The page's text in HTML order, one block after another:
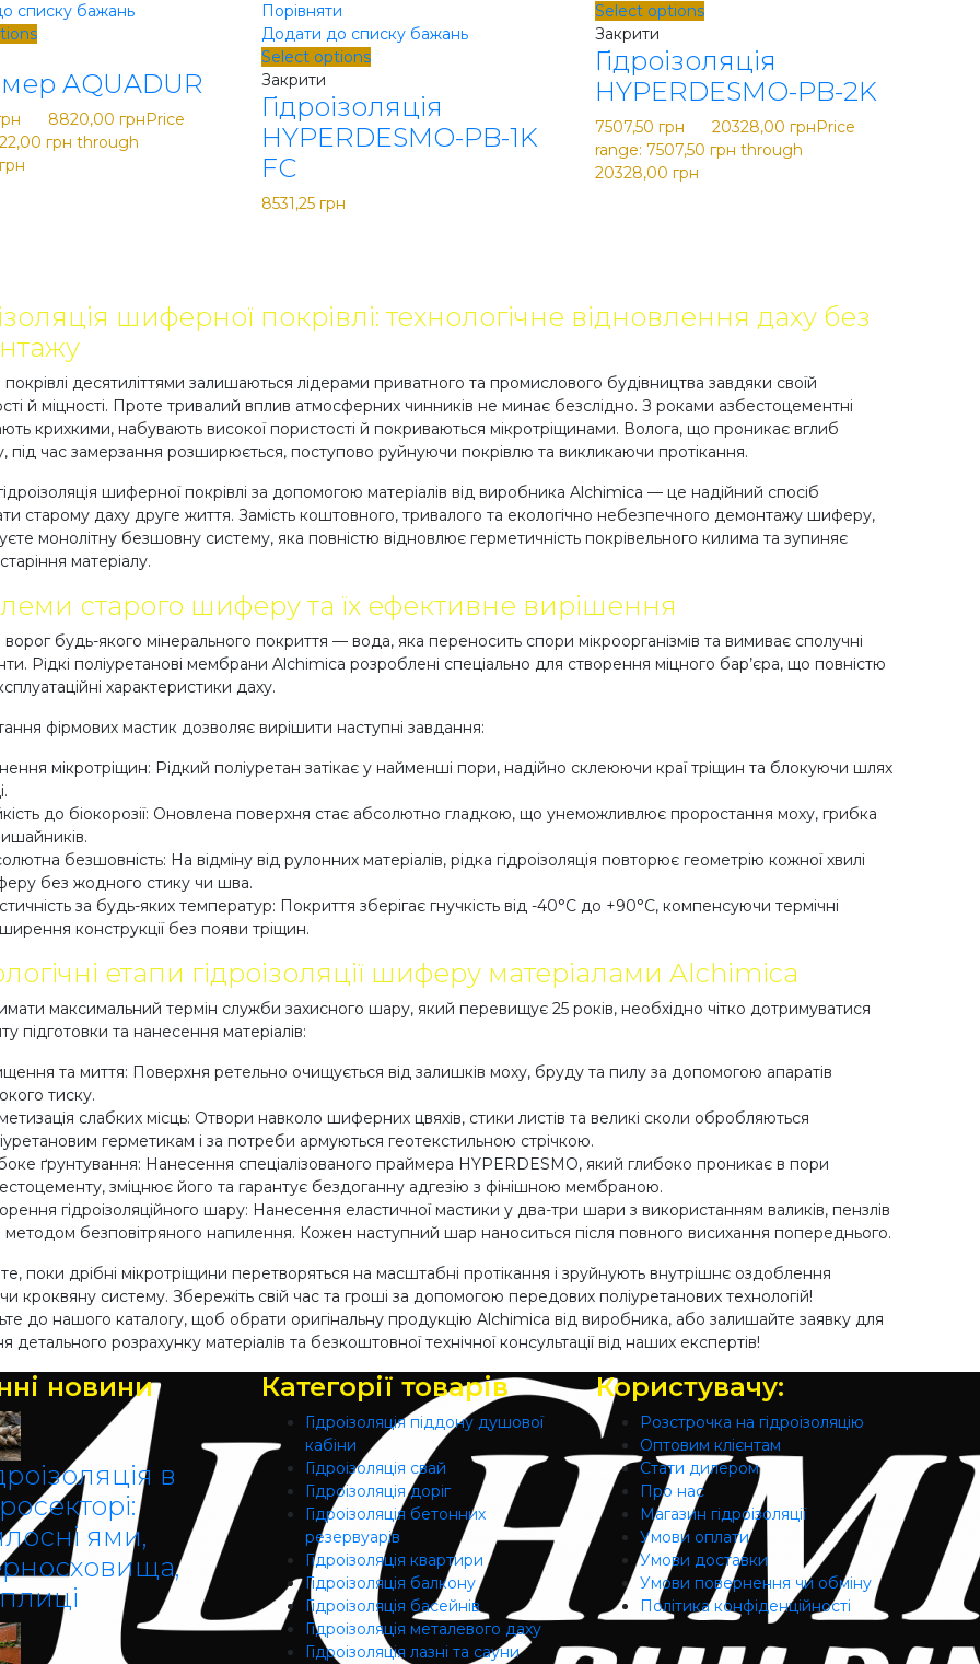
списку бажань
AQUADUR
8820,00 грнPrice
грн through
Порівняти
Додати до списку бажань
Select options
Закрити
Гідроізоляція
HYPERDESMO-PB-1K
FC
8531,25 грн
Select options
Закрити
Гідроізоляція
HYPERDESMO-PB-2K
7507,50грн 20328,00грнPrice
range: 7507,50 грн through
20328,00 грн
шиферної покрівлі: технологічне відновлення даху без
десятиліттями залишаються лідерами приватного та промислового будівництва завдяки своїй
й міцності. Проте тривалий вплив атмосферних чинників не минає безслідно. З роками азбестоцементні
крихкими, набувають високої пористості й покриваються мікротріщинами. Волога, що проникає вглиб
під час замерзання розширюється, поступово руйнуючи покрівлю та викликаючи протікання.
шиферної покрівлі за допомогою матеріалів від виробника Alchimica — це надійний спосіб
старому даху друге життя. Замість коштовного, тривалого та екологічно небезпечного демонтажу шиферу,
монолітну безшовну систему, яка повністю відновлює герметичність покрівельного килима та зупиняє
матеріалу.
старого шиферу та їх ефективне вирішення
ворог будь-якого мінерального покриття — вода, яка переносить спори мікроорганізмів та вимиває сполучні
Рідкі поліуретанові мембрани Alchimica розроблені спеціально для створення міцного бар’єра, що повністю
характеристики даху.
фірмових мастик дозволяє вирішити наступні завдання:
мікротріщин: Рідкий поліуретан затікає у найменші пори, надійно склеюючи краї тріщин та блокуючи шлях
до біокорозії: Оновлена поверхня стає абсолютно гладкою, що унеможливлює проростання моху, грибка
безшовність: На відміну від рулонних матеріалів, рідка гідроізоляція повторює геометрію кожної хвилі
без жодного стику чи шва.
за будь-яких температур: Покриття зберігає гнучкість від -40°C до +90°C, компенсуючи термічні
конструкції без появи тріщин.
етапи гідроізоляції шиферу матеріалами Alchimica
максимальний термін служби захисного шару, який перевищує 25 років, необхідно чітко дотримуватися
підготовки та нанесення матеріалів:
та миття: Поверхня ретельно очищується від залишків моху, бруду та пилу за допомогою апаратів
тиску.
слабких місць: Отвори навколо шиферних цвяхів, стики листів та великі сколи обробляються
герметикам і за потреби армуються геотекстильною стрічкою.
ґрунтування: Нанесення спеціалізованого праймера HYPERDESMO, який глибоко проникає в пори
зміцнює його та гарантує бездоганну адгезію з фінішною мембраною.
гідроізоляційного шару: Нанесення еластичної мастики у два-три шари з використанням валиків, пензлів
методом безповітряного напилення. Кожен наступний шар наноситься після повного висихання попереднього.
поки дрібні мікротріщини перетворяться на масштабні протікання і зруйнують внутрішнє оздоблення
кроквяну систему. Збережіть свій час та гроші за допомогою передових поліуретанових технологій!
до нашого каталогу, щоб обрати оригінальну продукцію Alchimica від виробника, або залишайте заявку для
детального розрахунку матеріалів та безкоштовної технічної консультації від наших експертів!
новини
в
ями,
Категорії товарів
Гідроізоляція піддону душової
кабіни
Гідроізоляція свай
Гідроізоляція доріг
Гідроізоляція бетонних
резервуарів
Гідроізоляція квартири
Гідроізоляція балкону
Гідроізоляція басейнів
Гідроізоляція металевого даху
Гідроізоляція лазні та сауни
Користувачу:
Розстрочка на гідроізоляцію
Оптовим клієнтам
Стати дилером
Про нас
Магазин гідроізоляції
Умови оплати
Умови доставки
Умови повернення чи обміну
Політика конфіденційності